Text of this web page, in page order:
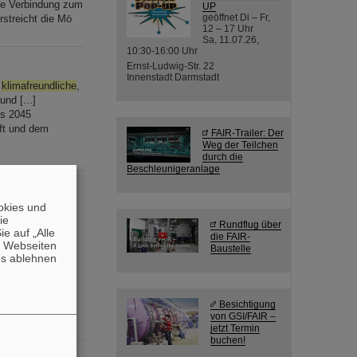
Verbindung zum
die Mö
klimafreundliche,
[...]
2045
und dem
Klimabeiträge
[...] zu
City, wo
und
UP
geöffnet Di – Fr,
12 – 17 Uhr
Sa, 11.07.26,
10:30-16:00 Uhr
Ernst-Ludwig-Str. 22
Innenstadt Darmstadt
FAIR-Trailer: Der
Weg der Teilchen
durch die
Beschleunigeranlage
Rundflug über
die FAIR-
Baustelle
Besichtigung
von GSI/FAIR –
jetzt Termin
buchen!
und
auf „Alle
ablehnen